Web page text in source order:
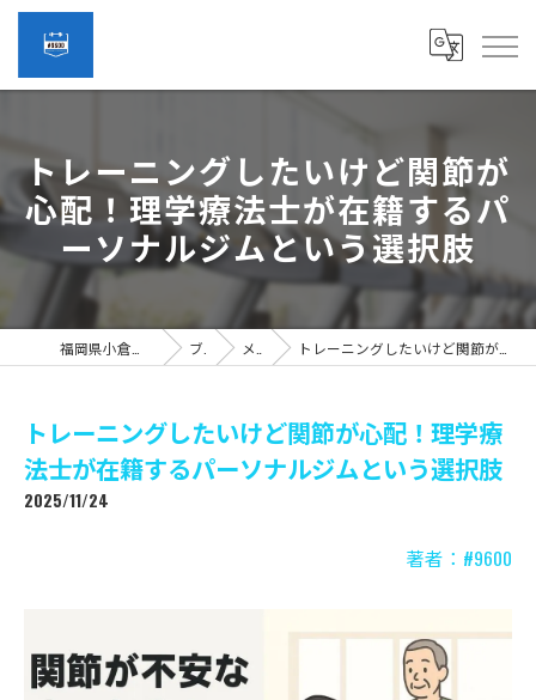
トレーニングしたいけど関節が
心配！理学療法士が在籍するパ
ーソナルジムという選択肢
ブログ メディア トレーニングしたいけど関節が心配！理学療法士が在籍するパーソナルジムという選択肢
トレーニングしたいけど関節が心配！理学療
法士が在籍するパーソナルジムという選択肢
2025/11/24
著者：#9600